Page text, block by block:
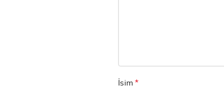
İsim *